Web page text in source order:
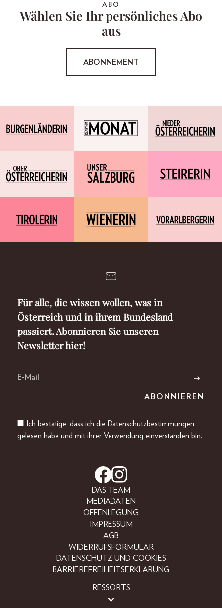
ABO
Wählen Sie Ihr persönliches Abo
aus
ABONNEMENT
Für alle, die wissen wollen, was in
Österreich und in ihrem Bundesland
passiert. Abonnieren Sie unseren
Newsletter hier!
Ich bestätige, dass ich die Datenschutzbestimmungen
gelesen habe und mit ihrer Verwendung einverstanden bin.
DAS TEAM
MEDIADATEN
OFFENLEGUNG
IMPRESSUM
AGB
WIDERRUFSFORMULAR
DATENSCHUTZ UND COOKIES
BARRIEREFREIHEITSERKLÄRUNG
RESSORTS